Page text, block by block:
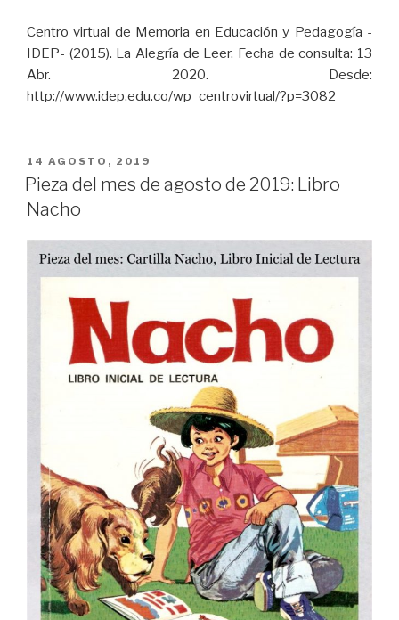
Centro virtual de Memoria en Educación y Pedagogía -
IDEP- (2015). La Alegría de Leer. Fecha de consulta: 13
Abr. 2020. Desde:
http://www.idep.edu.co/wp_centrovirtual/?p=3082
PUBLICADO
EL
14 AGOSTO, 2019
Pieza del mes de agosto de 2019: Libro
Nacho